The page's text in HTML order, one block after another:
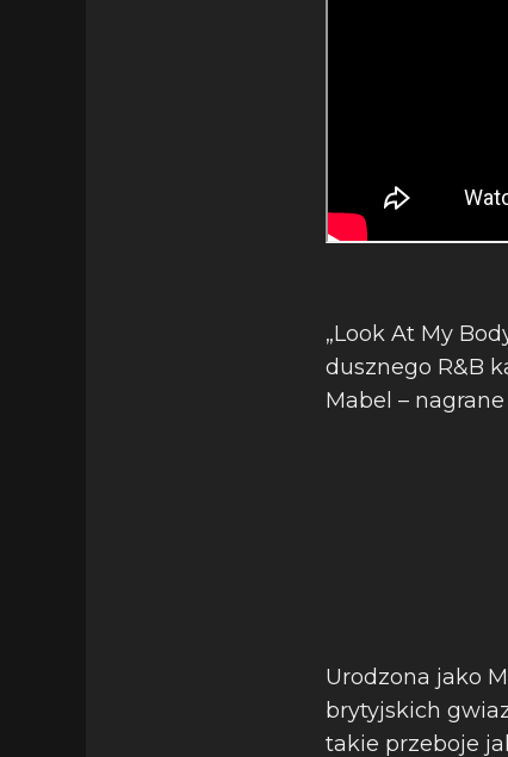
„Look At My
dusznego R&B
Mabel –
Urodzona jako
brytyjskich
takie przeboje